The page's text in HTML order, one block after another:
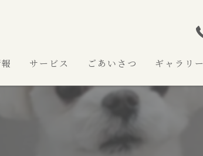
サービス ごあいさつ ギャラリー